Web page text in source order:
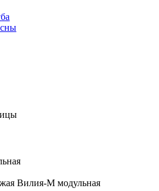
Вилия-М модульная